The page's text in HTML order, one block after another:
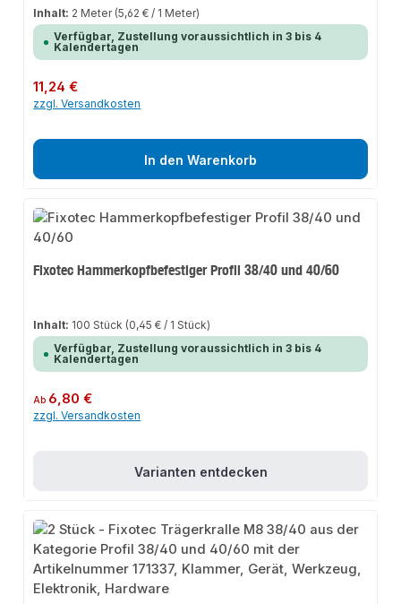
Inhalt: 2 Meter (5,62 € / 1 Meter)
Verfügbar, Zustellung voraussichtlich in 3 bis 4
Kalendertagen
Regulärer Preis:
11,24 €
zzgl. Versandkosten
In den Warenkorb
Fixotec Hammerkopfbefestiger Profil 38/40 und 40/60
Inhalt: 100 Stück (0,45 € / 1 Stück)
Verfügbar, Zustellung voraussichtlich in 3 bis 4
Kalendertagen
Regulärer Preis:
Ab 6,80 €
zzgl. Versandkosten
Varianten entdecken